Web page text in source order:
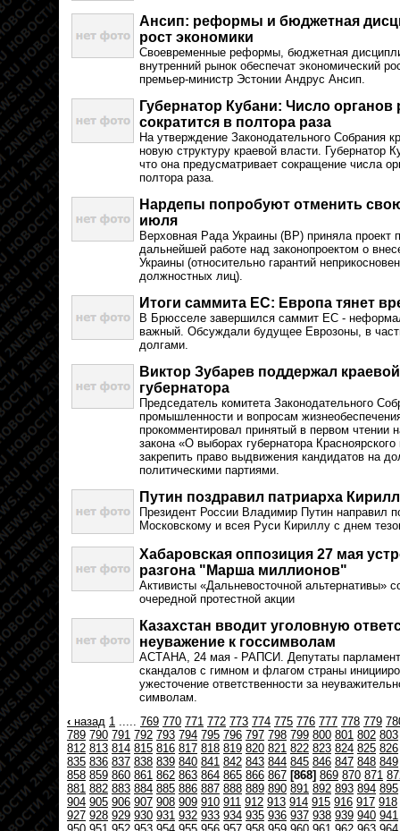
Ансип: реформы и бюджетная
рост экономики
Своевременные реформы, бюджетная
внутренний рынок обеспечат экономический
премьер-министр Эстонии Андрус Ансип.
Губернатор Кубани: Число органов
сократится в полтора раза
На утверждение Законодательного Собрания
новую структуру краевой власти. Губернатор
что она предусматривает сокращение числа
полтора раза.
Нардепы попробуют отменить
июля
Верховная Рада Украины (ВР) приняла проект
дальнейшей работе над законопроектом о
Украины (относительно гарантий
должностных лиц).
Итоги саммита ЕС: Европа тянет
В Брюсселе завершился саммит ЕС -
важный. Обсуждали будущее Еврозоны, в
долгами.
Виктор Зубарев поддержал
губернатора
Председатель комитета Законодательного
промышленности и вопросам
прокомментировал принятый в первом чтении
закона «О выборах губернатора
закрепить право выдвижения кандидатов на
политическими партиями.
Путин поздравил патриарха
Президент России Владимир Путин направил
Московскому и всея Руси Кириллу с днем
Хабаровская оппозиция 27 мая
разгона "Марша миллионов"
Активисты «Дальневосточной альтернативы»
очередной протестной акции
Казахстан вводит уголовную
неуважение к госсимволам
АСТАНА, 24 мая - РАПСИ. Депутаты
скандалов с гимном и флагом страны
ужесточение ответственности за
символам.
‹ назад 1 ..... 769 770 771 772 773 774 775 776 777 778 779
789 790 791 792 793 794 795 796 797 798 799 800 801 802 803
812 813 814 815 816 817 818 819 820 821 822 823 824 825 826
835 836 837 838 839 840 841 842 843 844 845 846 847 848 849
858 859 860 861 862 863 864 865 866 867 [868] 869 870 871
881 882 883 884 885 886 887 888 889 890 891 892 893 894 895
904 905 906 907 908 909 910 911 912 913 914 915 916 917 918
927 928 929 930 931 932 933 934 935 936 937 938 939 940 941